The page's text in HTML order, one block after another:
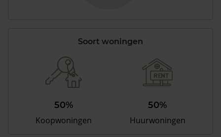
Soort woningen
50%
Koopwoningen
50%
Huurwoningen